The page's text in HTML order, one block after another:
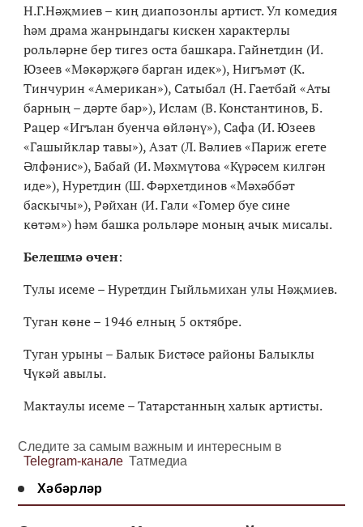
Н.Г.Нәҗмиев – киң диапозонлы артист. Ул комедия
һәм драма жанрындагы кискен характерлы
рольләрне бер тигез оста башкара. Гайнетдин (И.
Юзеев «Мәкәрҗәгә барган идек»), Нигъмәт (К.
Тинчурин «Американ»), Сатыбал (Н. Гаетбай «Аты
барның – дәрте бар»), Ислам (В. Константинов, Б.
Рацер «Игълан буенча өйләнү»), Сафа (И. Юзеев
«Гашыйклар тавы»), Азат (Л. Вәлиев «Париж егете
Әлфәнис»), Бабай (И. Мәхмүтова «Күрәсем килгән
иде»), Нуретдин (Ш. Фәрхетдинов «Мәхәббәт
баскычы»), Рәйхан (И. Гали «Гомер буе сине
көтәм») һәм башка рольләре моның ачык мисалы.
Белешмә өчен:
Тулы исеме – Нуретдин Гыйльмихан улы Нәҗмиев.
Туган көне – 1946 елның 5 октябре.
Туган урыны – Балык Бистәсе районы Балыклы
Чүкәй авылы.
Мактаулы исеме – Татарстанның халык артисты.
Следите за самым важным и интересным в
Telegram-канале Татмедиа
Хәбәрләр